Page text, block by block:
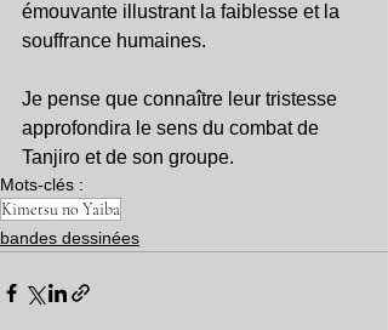
émouvante illustrant la faiblesse et la
souffrance humaines.
Je pense que connaître leur tristesse
approfondira le sens du combat de
Tanjiro et de son groupe.
Mots-clés :
Kimetsu no Yaiba
bandes dessinées